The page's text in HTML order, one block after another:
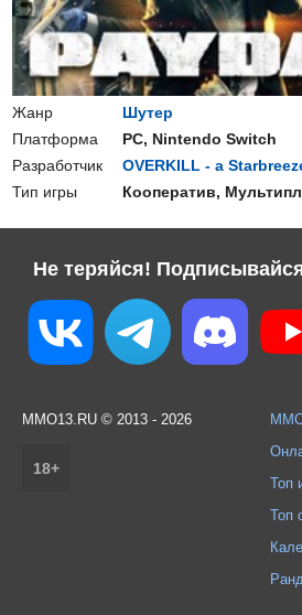
Жанр
Шутер
Платформа
PC, Nintendo Switch
Разработчик
OVERKILL - a
Тип игры
Кооператив,
Не теряйся!
MMO13.RU © 2013 - 2026
18+
Топ
Топ